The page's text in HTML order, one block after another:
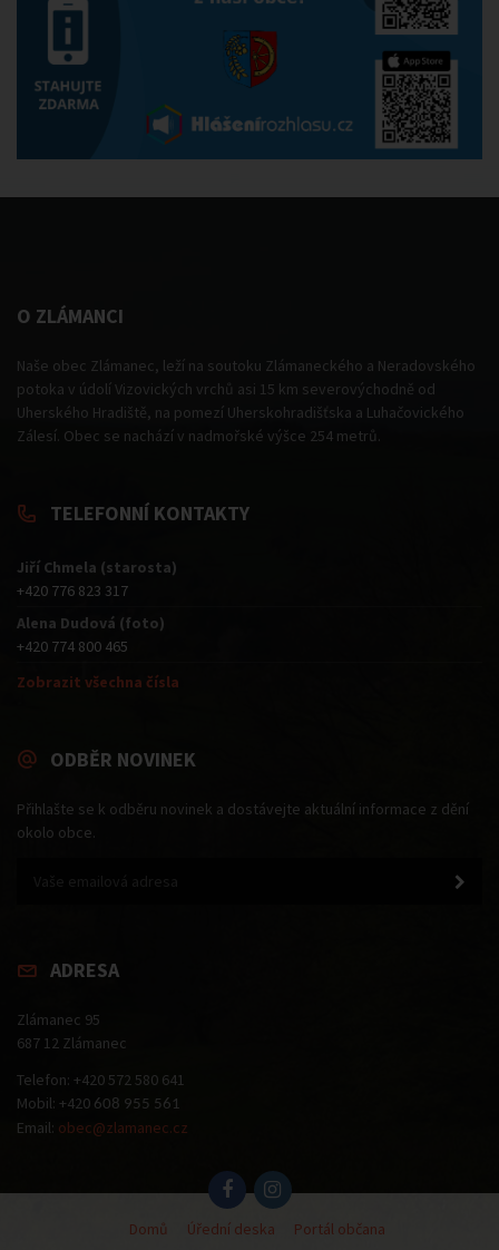
O ZLÁMANCI
Naše obec Zlámanec, leží na soutoku Zlámaneckého a Neradovského
potoka v údolí Vizovických vrchů asi 15 km severovýchodně od
Uherského Hradiště, na pomezí Uherskohradišťska a Luhačovického
Zálesí. Obec se nachází v nadmořské výšce 254 metrů.
TELEFONNÍ KONTAKTY
Jiří Chmela (starosta)
+420 776 823 317
Alena Dudová (foto)
+420 774 800 465
Zobrazit všechna čísla
ODBĚR NOVINEK
Přihlašte se k odběru novinek a dostávejte aktuální informace z dění
okolo obce.
ADRESA
Zlámanec 95
687 12 Zlámanec
Telefon: +420 572 580 641
Mobil: +420 608 955 561
Email: obec@zlamanec.cz
Domů Úřední deska Portál občana